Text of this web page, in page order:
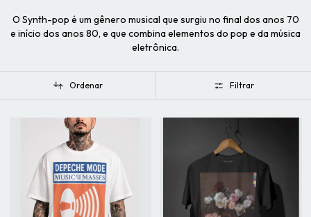
O Synth-pop é um gênero musical que surgiu no final dos anos 70
e início dos anos 80, e que combina elementos do pop e da música
eletrônica.
Ordenar Filtrar